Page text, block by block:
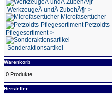
WerkzeugeÂ undÂ ZubehÃ¶r->
Microfasertücher
Petzoldts-
Pflegesortiment->
Sonderaktionsartikel
Warenkorb
0 Produkte
Hersteller